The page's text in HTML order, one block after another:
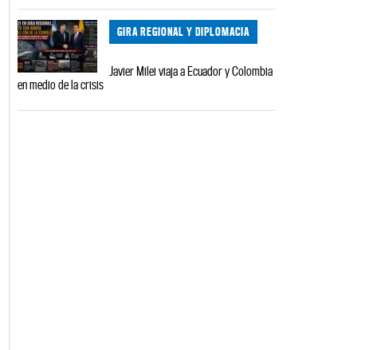
GIRA REGIONAL Y DIPLOMACIA
Javier Milei viaja a Ecuador y Colombia
en medio de la crisis